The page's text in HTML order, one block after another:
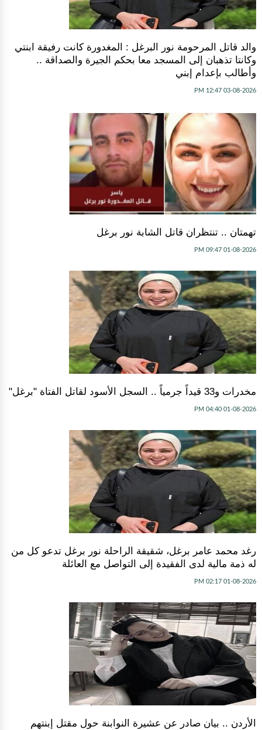
والد قاتل المرحومة نور البرغل : المغدورة كانت رفيقة ابنتي
وكانتا تذهبان إلى المسجد معا بحكم الجيرة والصداقة ..
وأطالب بإعدام إبني
03-08-2026 12:47 PM
تهمتان .. تنتظران قاتل الشابة نور برغل
01-08-2026 09:47 PM
مخدرات و33 قيداً جرمياً .. السجل الأسود لقاتل الفتاة "برغل"
01-08-2026 04:40 PM
رغد محمد عامر برغل، شقيقة الراحلة نور برغل تدعو كل من
له ذمة مالية لدى الفقيدة إلى التواصل مع العائلة
01-08-2026 02:17 PM
الأردن .. بيان صادر عن عشيرة النوابنة حول مقتل إبنتهم